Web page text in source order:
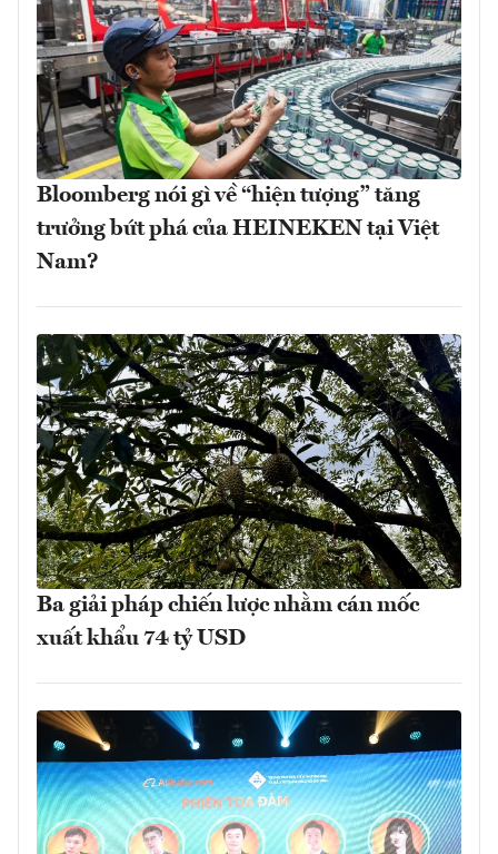
Bloomberg nói gì về “hiện tượng” tăng
trưởng bứt phá của HEINEKEN tại Việt
Nam?
Ba giải pháp chiến lược nhằm cán mốc
xuất khẩu 74 tỷ USD